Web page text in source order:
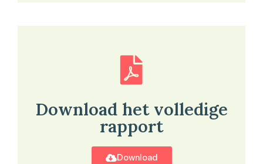
Download het volledige
rapport
Download